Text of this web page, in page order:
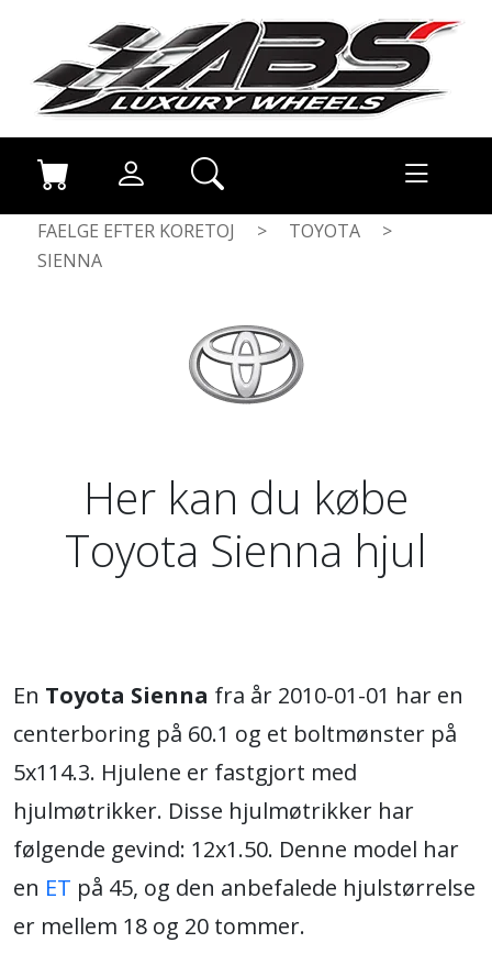
FAELGE EFTER KORETOJ > TOYOTA
>
SIENNA
Her kan du købe
Toyota Sienna hjul
En Toyota Sienna fra år 2010-01-01 har en
centerboring på 60.1 og et boltmønster på
5x114.3. Hjulene er fastgjort med
hjulmøtrikker. Disse hjulmøtrikker har
følgende gevind: 12x1.50. Denne model har
en ET på 45, og den anbefalede hjulstørrelse
er mellem 18 og 20 tommer.